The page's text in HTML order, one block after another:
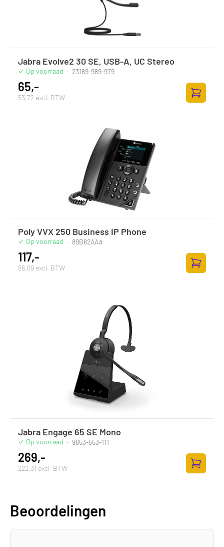
Jabra Evolve2 30 SE, USB-A, UC Stereo
Op voorraad · 23189-989-979
65,-
53,72 excl. BTW
Poly VVX 250 Business IP Phone
Op voorraad · 89B62AA#
117,-
96,69 excl. BTW
Jabra Engage 65 SE Mono
Op voorraad · 9653-553-111
269,-
222,31 excl. BTW
Beoordelingen